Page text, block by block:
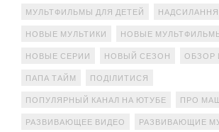
МУЛЬТФИЛЬМЫ ДЛЯ ДЕТЕЙ НАДСИЛАННЯ
НОВЫЕ МУЛЬТИКИ НОВЫЕ
НОВЫЕ СЕРИИ НОВЫЙ СЕЗОН ОБЗОР
ПАПА ТАЙМ ПОДІЛИТИСЯ
ПОПУЛЯРНЫЙ КАНАЛ НА ЮТУБЕ ПРО
РАЗВИВАЮЩЕЕ ВИДЕО РАЗВИВАЮЩИЕ